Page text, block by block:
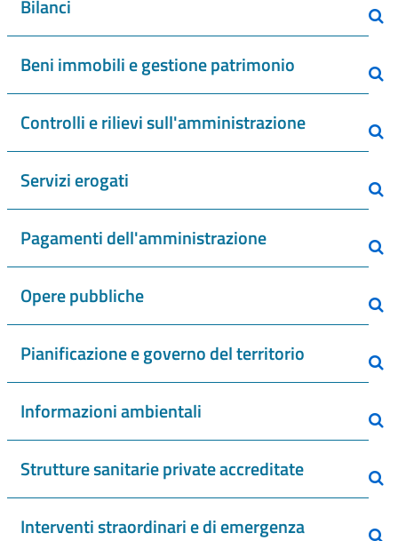
Bilanci
Beni immobili e gestione patrimonio
Controlli e rilievi sull'amministrazione
Servizi erogati
Pagamenti dell'amministrazione
Opere pubbliche
Pianificazione e governo del territorio
Informazioni ambientali
Strutture sanitarie private accreditate
Interventi straordinari e di emergenza